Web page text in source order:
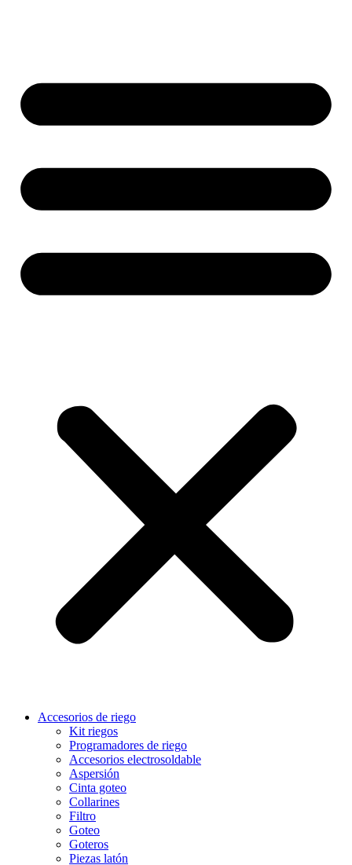
Accesorios de riego
Kit riegos
Programadores de riego
Accesorios electrosoldable
Aspersión
Cinta goteo
Collarines
Filtro
Goteo
Goteros
Piezas latón